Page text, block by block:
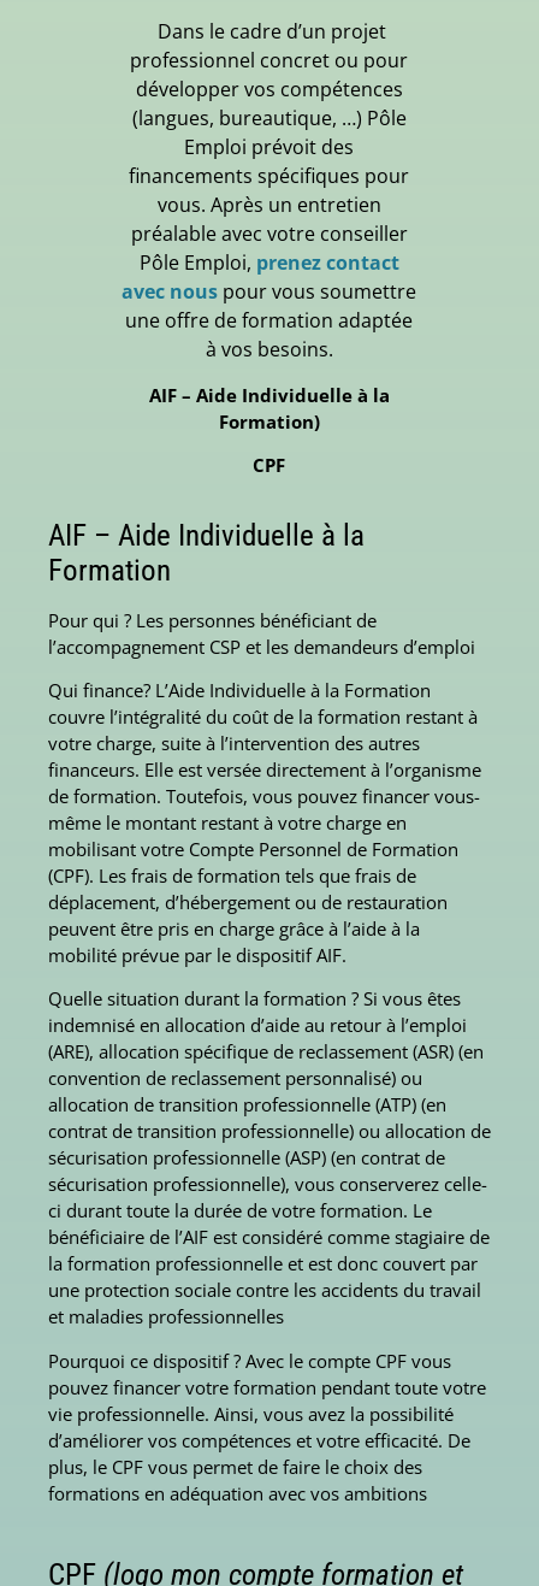
Dans le cadre d’un projet
professionnel concret ou pour
développer vos compétences
(langues, bureautique, …) Pôle
Emploi prévoit des
financements spécifiques pour
vous. Après un entretien
préalable avec votre conseiller
Pôle Emploi, prenez contact
avec nous pour vous soumettre
une offre de formation adaptée
à vos besoins.
AIF – Aide Individuelle à la
Formation)
CPF
AIF – Aide Individuelle à la
Formation
Pour qui ? Les personnes bénéficiant de
l’accompagnement CSP et les demandeurs d’emploi
Qui finance? L’Aide Individuelle à la Formation
couvre l’intégralité du coût de la formation restant à
votre charge, suite à l’intervention des autres
financeurs. Elle est versée directement à l’organisme
de formation. Toutefois, vous pouvez financer vous-
même le montant restant à votre charge en
mobilisant votre Compte Personnel de Formation
(CPF). Les frais de formation tels que frais de
déplacement, d’hébergement ou de restauration
peuvent être pris en charge grâce à l’aide à la
mobilité prévue par le dispositif AIF.
Quelle situation durant la formation ? Si vous êtes
indemnisé en allocation d’aide au retour à l’emploi
(ARE), allocation spécifique de reclassement (ASR) (en
convention de reclassement personnalisé) ou
allocation de transition professionnelle (ATP) (en
contrat de transition professionnelle) ou allocation de
sécurisation professionnelle (ASP) (en contrat de
sécurisation professionnelle), vous conserverez celle-
ci durant toute la durée de votre formation. Le
bénéficiaire de l’AIF est considéré comme stagiaire de
la formation professionnelle et est donc couvert par
une protection sociale contre les accidents du travail
et maladies professionnelles
Pourquoi ce dispositif ? Avec le compte CPF vous
pouvez financer votre formation pendant toute votre
vie professionnelle. Ainsi, vous avez la possibilité
d’améliorer vos compétences et votre efficacité. De
plus, le CPF vous permet de faire le choix des
formations en adéquation avec vos ambitions
CPF (logo mon compte formation et